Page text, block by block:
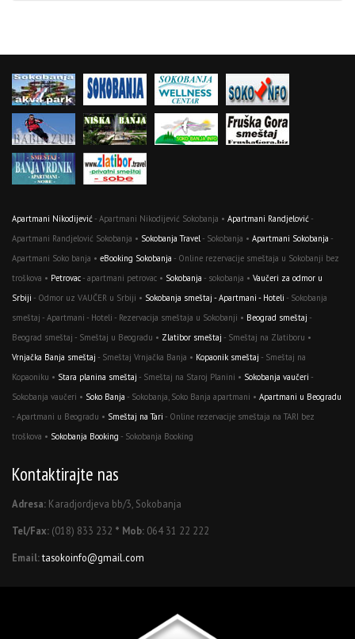
Apartmani Nikodijević- Apartmani Nikodijević Sokobanja • Apartmani Randjelović-
Apartmani Randjelović Sokobanja • Sokobanja Travel- Sokobanja • Apartmani Sokobanja -
Apartmani Soko banja • eBooking Sokobanja - Online rezervacije smeštaja u Sokobanji bez
troškova • Petrovac- apartmani petrovac • Sokobanja - sokobanja • Vaučeri za odmor u
Srbiji - Odmor uz VAUČER u Srbiji • Sokobanja smeštaj - Apartmani - Hoteli - Sokobanja
smeštaj - Apartmani - Hoteli - Rezervacija smeštaja u Sokobanji • Beograd smeštaj -
Beograd smeštaj - Smeštaj u Beogradu • Zlatibor smeštaj - Smeštaj na Zlatiboru •
Vrnjačka Banja smeštaj - Smeštaj Vrnjačka Banja • Kopaonik smeštaj - Smeštaj na
Kopaoniku • Stara planina smeštaj - Smeštaj na Staroj Planini • Sokobanja vaučeri -
Sokobanja vaučeri • Soko Banja - Sokobanja, Soko Banja apartmani • Apartmani u Beogradu
- Apartmani u Beogradu • Smeštaj na Tari - Online rezervacije smeštaja na TARI bez
troškova • Sokobanja Booking - Sokobanja Booking
Kontaktirajte nas
Adresa: Karadjordjeva bb/3, Sokobanja
Tel/Fax: (018) 833 232 * Mob: 064 31 22 222
Email:tasokoinfo@gmail.com